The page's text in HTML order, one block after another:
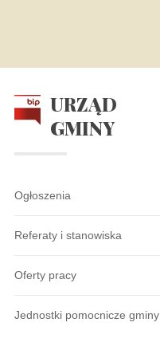
URZĄD
GMINY
Ogłoszenia
Referaty i stanowiska
Oferty pracy
Jednostki pomocnicze gminy